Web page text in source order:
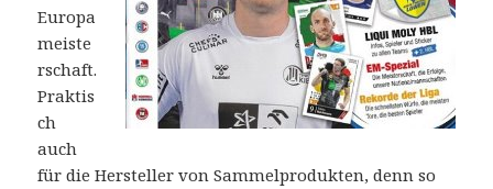
Europa
meiste
rschaft.
Praktis
ch
auch
für die Hersteller von Sammelprodukten, denn so